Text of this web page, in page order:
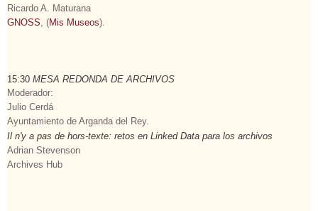
Ricardo A. Maturana
GNOSS , (Mis Museos).
15:30 MESA REDONDA DE ARCHIVOS
Moderador:
Julio Cerdá
Ayuntamiento de Arganda del Rey.
Il n'y a pas de hors-texte: retos en Linked Data para los archivos
Adrian Stevenson
Archives Hub